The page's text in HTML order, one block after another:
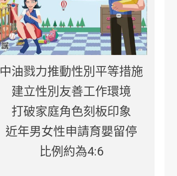
中油戮力推動性別平等措施
建立性別友善工作環境
打破家庭角色刻板印象
近年男女性申請育嬰留停
比例約為4:6